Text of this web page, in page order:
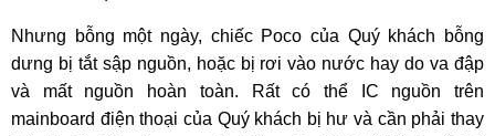
Nhưng bỗng một ngày, chiếc Poco của Quý khách bỗng
dưng bị tắt sập nguồn, hoặc bị rơi vào nước hay do va đập
và mất nguồn hoàn toàn. Rất có thể IC nguồn trên
mainboard điện thoại của Quý khách bị hư và cần phải thay